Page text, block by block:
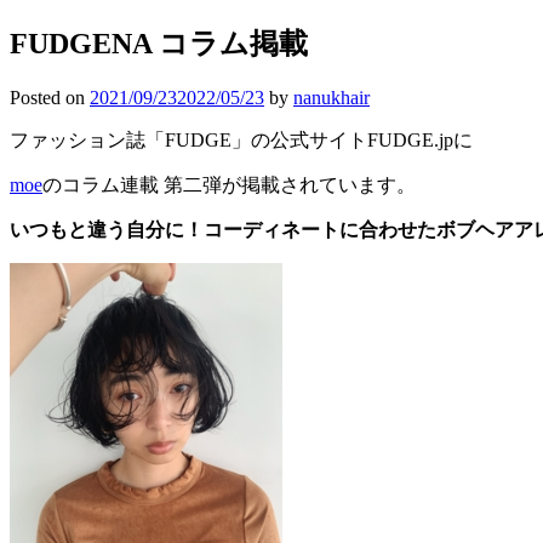
FUDGENA コラム掲載
Posted on 2021/09/232022/05/23 by nanukhair
ファッション誌「FUDGE」の公式サイトFUDGE.jpに
moeのコラム連載 第二弾が掲載されています。
いつもと違う自分に！コーディネートに合わせたボブヘアア